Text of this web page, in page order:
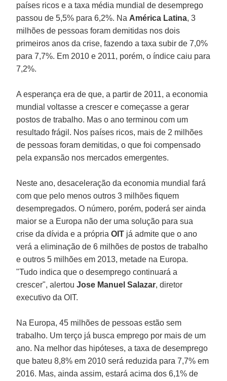
países ricos e a taxa média mundial de desemprego
passou de 5,5% para 6,2%. Na América Latina, 3
milhões de pessoas foram demitidas nos dois
primeiros anos da crise, fazendo a taxa subir de 7,0%
para 7,7%. Em 2010 e 2011, porém, o índice caiu para
7,2%.
A esperança era de que, a partir de 2011, a economia
mundial voltasse a crescer e começasse a gerar
postos de trabalho. Mas o ano terminou com um
resultado frágil. Nos países ricos, mais de 2 milhões
de pessoas foram demitidas, o que foi compensado
pela expansão nos mercados emergentes.
Neste ano, desaceleração da economia mundial fará
com que pelo menos outros 3 milhões fiquem
desempregados. O número, porém, poderá ser ainda
maior se a Europa não der uma solução para sua
crise da dívida e a própriaOIT já admite que o ano
verá a eliminação de 6 milhões de postos de trabalho
e outros 5 milhões em 2013, metade na Europa.
"Tudo indica que o desemprego continuará a
crescer", alertouJose Manuel Salazar, diretor
executivo da OIT.
Na Europa, 45 milhões de pessoas estão sem
trabalho. Um terço já busca emprego por mais de um
ano. Na melhor das hipóteses, a taxa de desemprego
que bateu 8,8% em 2010 será reduzida para 7,7% em
2016. Mas, ainda assim, estará acima dos 6,1% de